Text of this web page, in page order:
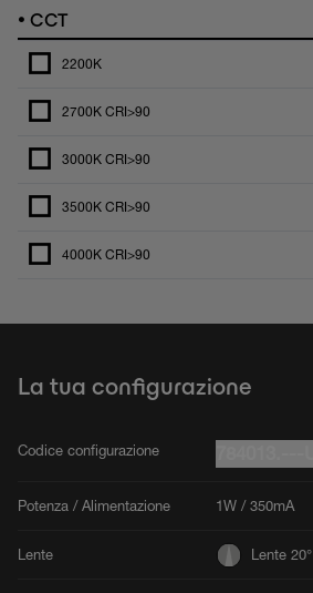
• CCT
2200K
2700K CRI>90
3000K CRI>90
3500K CRI>90
4000K CRI>90
La tua configurazione
Codice configurazione
Potenza / Alimentazione 1W / 350mA
Lente Lente 20°